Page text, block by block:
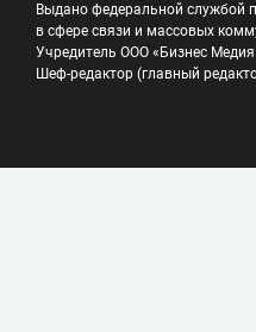
Выдано федеральной службой
в сфере связи и массовых
Учредитель ООО «Бизнес Медия
Шеф-редактор (главный